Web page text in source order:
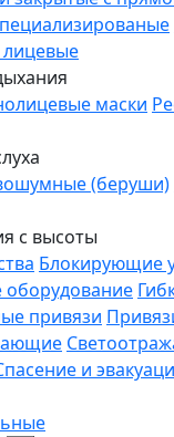
маски
(беруши)
с высоты
Блокирующие
оборудование
привязи
и